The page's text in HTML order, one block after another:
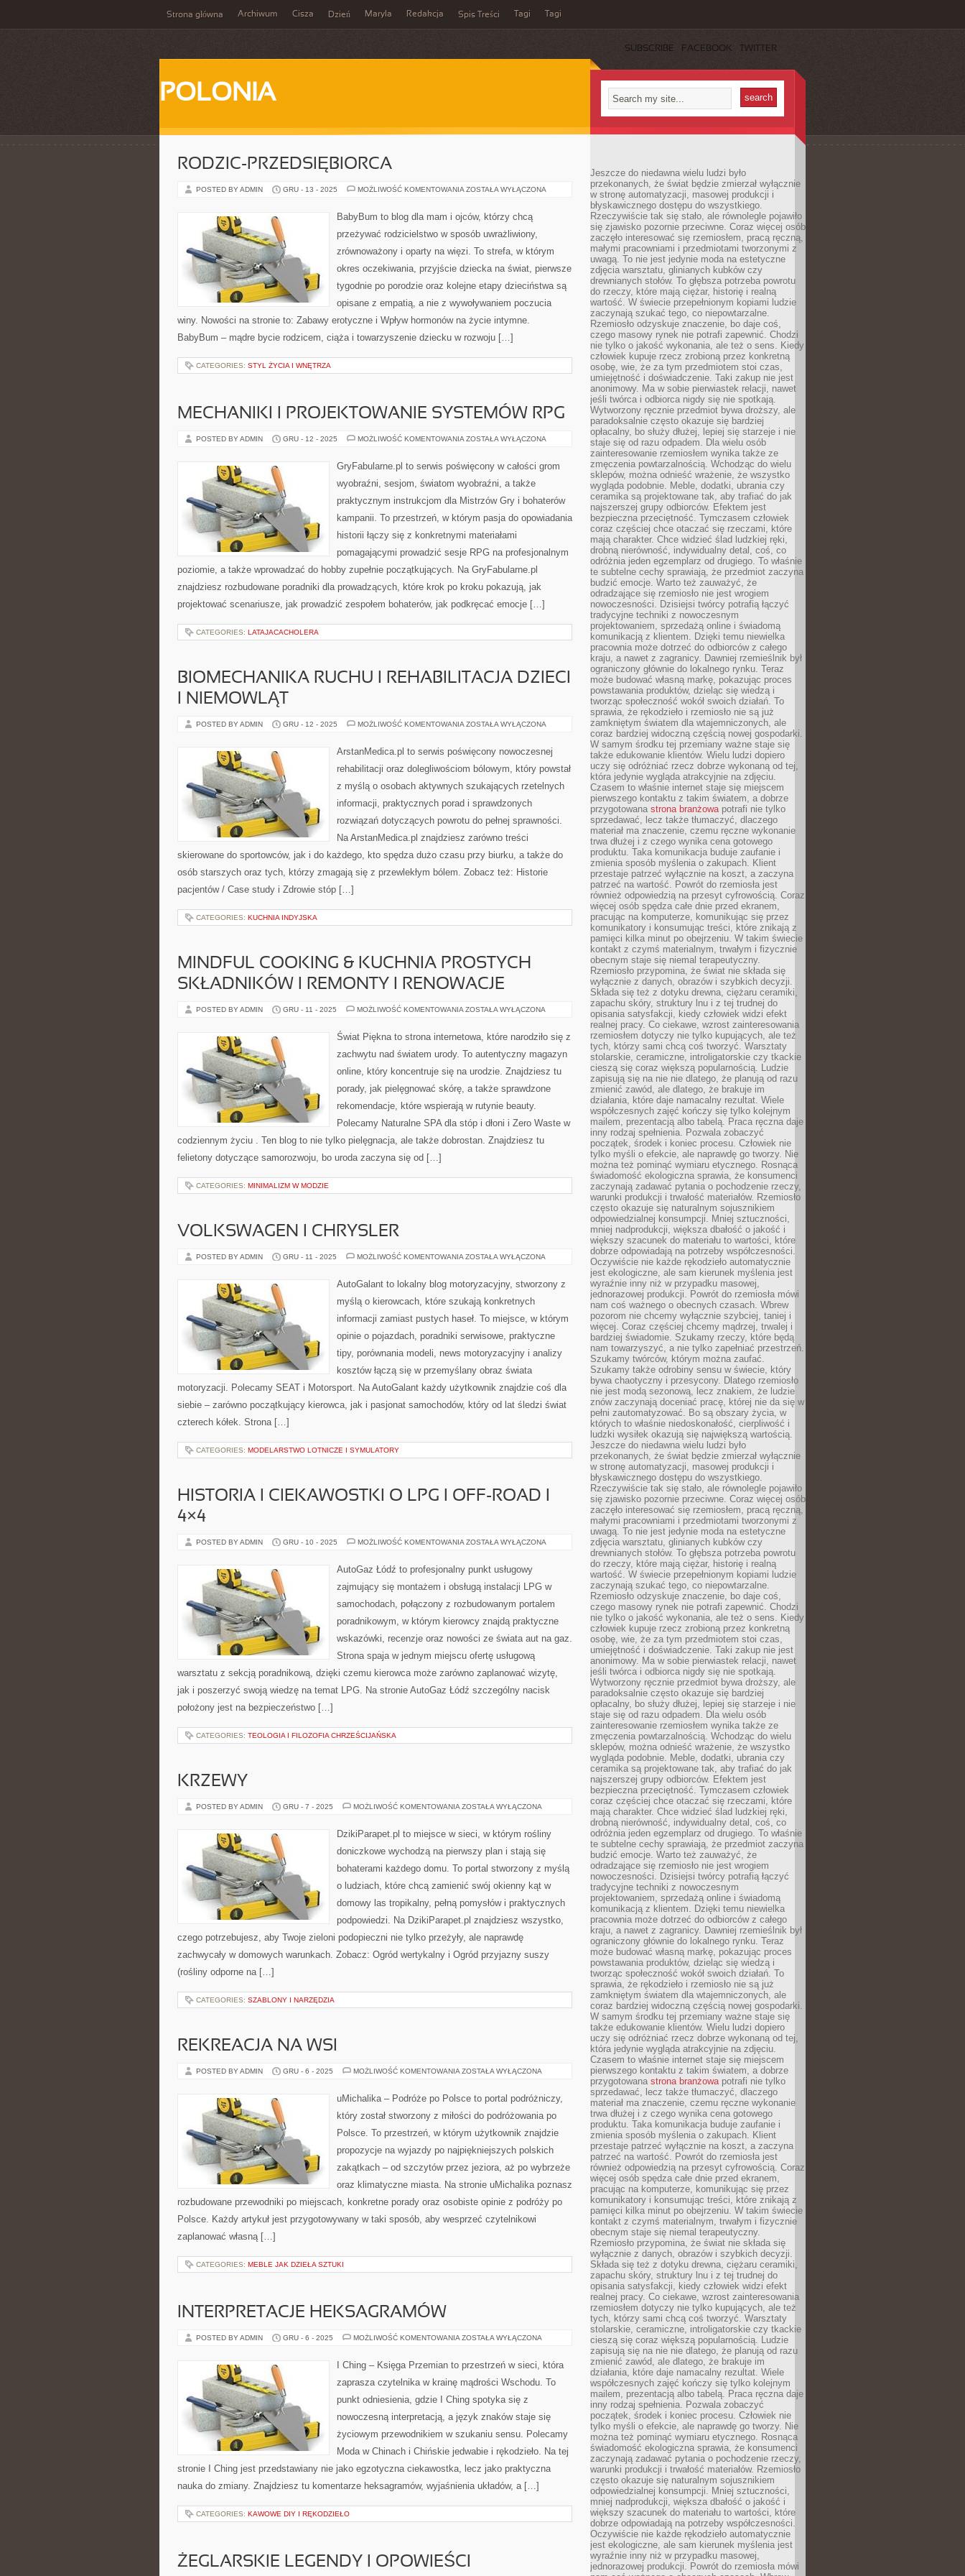
Strona główna Archiwum Cisza Dzień Maryla Redakcja Spis Treści Tagi Tagi
SUBSCRIBE FACEBOOK TWITTER
POLONIA
RODZIC-PRZEDSIĘBIORCA
POSTED BY ADMIN GRU - 13 - 2025 MOŻLIWOŚĆ KOMENTOWANIA RODZIC-
ZOSTAŁA WYŁĄCZONA
BabyBum to blog dla mam i ojców, którzy chcą
przeżywać rodzicielstwo w sposób uwrażliwiony,
zrównoważony i oparty na więzi. To strefa, w którym
okres oczekiwania, przyjście dziecka na świat, pierwsze
tygodnie po porodzie oraz kolejne etapy dzieciństwa są
opisane z empatią, a nie z wywoływaniem poczucia
winy. Nowości na stronie to: Zabawy erotyczne i Wpływ hormonów na życie intymne.
BabyBum – mądre bycie rodzicem, ciąża i towarzyszenie dziecku w rozwoju […]
CATEGORIES: STYL ŻYCIA I WNĘTRZA
MECHANIKI I PROJEKTOWANIE SYSTEMÓW RPG
POSTED BY ADMIN GRU - 12 - 2025 MOŻLIWOŚĆ KOMENTOWANIA MECHANIKI
SYSTEMÓW
RPG
ZOSTAŁA WYŁĄCZONA
GryFabularne.pl to serwis poświęcony w całości grom
wyobraźni, sesjom, światom wyobraźni, a także
praktycznym instrukcjom dla Mistrzów Gry i bohaterów
kampanii. To przestrzeń, w którym pasja do opowiadania
historii łączy się z konkretnymi materiałami
pomagającymi prowadzić sesje RPG na profesjonalnym
poziomie, a także wprowadzać do hobby zupełnie początkujących. Na GryFabularne.pl
znajdziesz rozbudowane poradniki dla prowadzących, które krok po kroku pokazują, jak
projektować scenariusze, jak prowadzić zespołem bohaterów, jak podkręcać emocje […]
CATEGORIES: LATAJACACHOLERA
BIOMECHANIKA RUCHU I REHABILITACJA DZIECI
I NIEMOWLĄT
POSTED BY ADMIN GRU - 12 - 2025 MOŻLIWOŚĆ KOMENTOWANIA BIOMECHANIKA
REHABILITACJA
DZIECI
NIEMOWLĄT
ZOSTAŁA WYŁĄCZONA
ArstanMedica.pl to serwis poświęcony nowoczesnej
rehabilitacji oraz dolegliwościom bólowym, który powstał
z myślą o osobach aktywnych szukających rzetelnych
informacji, praktycznych porad i sprawdzonych
rozwiązań dotyczących powrotu do pełnej sprawności.
Na ArstanMedica.pl znajdziesz zarówno treści
skierowane do sportowców, jak i do każdego, kto spędza dużo czasu przy biurku, a także do
osób starszych oraz tych, którzy zmagają się z przewlekłym bólem. Zobacz też: Historie
pacjentów / Case study i Zdrowie stóp […]
CATEGORIES: KUCHNIA INDYJSKA
MINDFUL COOKING & KUCHNIA PROSTYCH
SKŁADNIKÓW I REMONTY I RENOWACJE
POSTED BY ADMIN GRU - 11 - 2025 MOŻLIWOŚĆ KOMENTOWANIA MINDFUL
KUCHNIA
PROSTYCH
I
I
ZOSTAŁA WYŁĄCZONA
Świat Piękna to strona internetowa, które narodziło się z
zachwytu nad światem urody. To autentyczny magazyn
online, który koncentruje się na urodzie. Znajdziesz tu
porady, jak pielęgnować skórę, a także sprawdzone
rekomendacje, które wspierają w rutynie beauty.
Polecamy Naturalne SPA dla stóp i dłoni i Zero Waste w
codziennym życiu . Ten blog to nie tylko pielęgnacja, ale także dobrostan. Znajdziesz tu
felietony dotyczące samorozwoju, bo uroda zaczyna się od […]
CATEGORIES: MINIMALIZM W MODZIE
VOLKSWAGEN I CHRYSLER
POSTED BY ADMIN GRU - 11 - 2025 MOŻLIWOŚĆ KOMENTOWANIA VOLKSWAGEN
ZOSTAŁA WYŁĄCZONA
AutoGalant to lokalny blog motoryzacyjny, stworzony z
myślą o kierowcach, które szukają konkretnych
informacji zamiast pustych haseł. To miejsce, w którym
opinie o pojazdach, poradniki serwisowe, praktyczne
tipy, porównania modeli, news motoryzacyjny i analizy
kosztów łączą się w przemyślany obraz świata
motoryzacji. Polecamy SEAT i Motorsport. Na AutoGalant każdy użytkownik znajdzie coś dla
siebie – zarówno początkujący kierowca, jak i pasjonat samochodów, który od lat śledzi świat
czterech kółek. Strona […]
CATEGORIES: MODELARSTWO LOTNICZE I SYMULATORY
HISTORIA I CIEKAWOSTKI O LPG I OFF-ROAD I
4×4
POSTED BY ADMIN GRU - 10 - 2025 MOŻLIWOŚĆ KOMENTOWANIA HISTORIA
LPG
OFF-
I
ZOSTAŁA WYŁĄCZONA
AutoGaz Łódź to profesjonalny punkt usługowy
zajmujący się montażem i obsługą instalacji LPG w
samochodach, połączony z rozbudowanym portalem
poradnikowym, w którym kierowcy znajdą praktyczne
wskazówki, recenzje oraz nowości ze świata aut na gaz.
Strona spaja w jednym miejscu ofertę usługową
warsztatu z sekcją poradnikową, dzięki czemu kierowca może zarówno zaplanować wizytę,
jak i poszerzyć swoją wiedzę na temat LPG. Na stronie AutoGaz Łódź szczególny nacisk
położony jest na bezpieczeństwo […]
CATEGORIES: TEOLOGIA I FILOZOFIA CHRZEŚCIJAŃSKA
KRZEWY
POSTED BY ADMIN GRU - 7 - 2025 MOŻLIWOŚĆ KOMENTOWANIA KRZEWY
ZOSTAŁA WYŁĄCZONA
DzikiParapet.pl to miejsce w sieci, w którym rośliny
doniczkowe wychodzą na pierwszy plan i stają się
bohaterami każdego domu. To portal stworzony z myślą
o ludziach, które chcą zamienić swój okienny kąt w
domowy las tropikalny, pełną pomysłów i praktycznych
podpowiedzi. Na DzikiParapet.pl znajdziesz wszystko,
czego potrzebujesz, aby Twoje zieloni podopieczni nie tylko przeżyły, ale naprawdę
zachwycały w domowych warunkach. Zobacz: Ogród wertykalny i Ogród przyjazny suszy
(rośliny odporne na […]
CATEGORIES: SZABLONY I NARZĘDZIA
REKREACJA NA WSI
POSTED BY ADMIN GRU - 6 - 2025 MOŻLIWOŚĆ KOMENTOWANIA REKREACJA
ZOSTAŁA WYŁĄCZONA
uMichalika – Podróże po Polsce to portal podróżniczy,
który został stworzony z miłości do podróżowania po
Polsce. To przestrzeń, w którym użytkownik znajdzie
propozycje na wyjazdy po najpiękniejszych polskich
zakątkach – od szczytów przez jeziora, aż po wybrzeże
oraz klimatyczne miasta. Na stronie uMichalika poznasz
rozbudowane przewodniki po miejscach, konkretne porady oraz osobiste opinie z podróży po
Polsce. Każdy artykuł jest przygotowywany w taki sposób, aby wesprzeć czytelnikowi
zaplanować własną […]
CATEGORIES: MEBLE JAK DZIEŁA SZTUKI
INTERPRETACJE HEKSAGRAMÓW
POSTED BY ADMIN GRU - 6 - 2025 MOŻLIWOŚĆ KOMENTOWANIA INTERPRETACJE
ZOSTAŁA WYŁĄCZONA
I Ching – Księga Przemian to przestrzeń w sieci, która
zaprasza czytelnika w krainę mądrości Wschodu. To
punkt odniesienia, gdzie I Ching spotyka się z
nowoczesną interpretacją, a język znaków staje się
życiowym przewodnikiem w szukaniu sensu. Polecamy
Moda w Chinach i Chińskie jedwabie i rękodzieło. Na tej
stronie I Ching jest przedstawiany nie jako egzotyczna ciekawostka, lecz jako praktyczna
nauka do zmiany. Znajdziesz tu komentarze heksagramów, wyjaśnienia układów, a […]
CATEGORIES: KAWOWE DIY I RĘKODZIEŁO
ŻEGLARSKIE LEGENDY I OPOWIEŚCI
Jeszcze do niedawna wielu ludzi było
przekonanych, że świat będzie zmierzał wyłącznie
w stronę automatyzacji, masowej produkcji i
błyskawicznego dostępu do wszystkiego.
Rzeczywiście tak się stało, ale równolegle pojawiło
się zjawisko pozornie przeciwne. Coraz więcej osób
zaczęło interesować się rzemiosłem, pracą ręczną,
małymi pracowniami i przedmiotami tworzonymi z
uwagą. To nie jest jedynie moda na estetyczne
zdjęcia warsztatu, glinianych kubków czy
drewnianych stołów. To głębsza potrzeba powrotu
do rzeczy, które mają ciężar, historię i realną
wartość. W świecie przepełnionym kopiami ludzie
zaczynają szukać tego, co niepowtarzalne.
Rzemiosło odzyskuje znaczenie, bo daje coś,
czego masowy rynek nie potrafi zapewnić. Chodzi
nie tylko o jakość wykonania, ale też o sens. Kiedy
człowiek kupuje rzecz zrobioną przez konkretną
osobę, wie, że za tym przedmiotem stoi czas,
umiejętność i doświadczenie. Taki zakup nie jest
anonimowy. Ma w sobie pierwiastek relacji, nawet
jeśli twórca i odbiorca nigdy się nie spotkają.
Wytworzony ręcznie przedmiot bywa droższy, ale
paradoksalnie często okazuje się bardziej
opłacalny, bo służy dłużej, lepiej się starzeje i nie
staje się od razu odpadem. Dla wielu osób
zainteresowanie rzemiosłem wynika także ze
zmęczenia powtarzalnością. Wchodząc do wielu
sklepów, można odnieść wrażenie, że wszystko
wygląda podobnie. Meble, dodatki, ubrania czy
ceramika są projektowane tak, aby trafiać do jak
najszerszej grupy odbiorców. Efektem jest
bezpieczna przeciętność. Tymczasem człowiek
coraz częściej chce otaczać się rzeczami, które
mają charakter. Chce widzieć ślad ludzkiej ręki,
drobną nierówność, indywidualny detal, coś, co
odróżnia jeden egzemplarz od drugiego. To właśnie
te subtelne cechy sprawiają, że przedmiot zaczyna
budzić emocje. Warto też zauważyć, że
odradzające się rzemiosło nie jest wrogiem
nowoczesności. Dzisiejsi twórcy potrafią łączyć
tradycyjne techniki z nowoczesnym
projektowaniem, sprzedażą online i świadomą
komunikacją z klientem. Dzięki temu niewielka
pracownia może dotrzeć do odbiorców z całego
kraju, a nawet z zagranicy. Dawniej rzemieślnik był
ograniczony głównie do lokalnego rynku. Teraz
może budować własną markę, pokazując proces
powstawania produktów, dzieląc się wiedzą i
tworząc społeczność wokół swoich działań. To
sprawia, że rękodzieło i rzemiosło nie są już
zamkniętym światem dla wtajemniczonych, ale
coraz bardziej widoczną częścią nowej gospodarki.
W samym środku tej przemiany ważne staje się
także edukowanie klientów. Wielu ludzi dopiero
uczy się odróżniać rzecz dobrze wykonaną od tej,
która jedynie wygląda atrakcyjnie na zdjęciu.
Czasem to właśnie internet staje się miejscem
pierwszego kontaktu z takim światem, a dobrze
przygotowana strona branżowapotrafi nie tylko
sprzedawać, lecz także tłumaczyć, dlaczego
materiał ma znaczenie, czemu ręczne wykonanie
trwa dłużej i z czego wynika cena gotowego
produktu. Taka komunikacja buduje zaufanie i
zmienia sposób myślenia o zakupach. Klient
przestaje patrzeć wyłącznie na koszt, a zaczyna
patrzeć na wartość. Powrót do rzemiosła jest
również odpowiedzią na przesyt cyfrowością. Coraz
więcej osób spędza całe dnie przed ekranem,
pracując na komputerze, komunikując się przez
komunikatory i konsumując treści, które znikają z
pamięci kilka minut po obejrzeniu. W takim świecie
kontakt z czymś materialnym, trwałym i fizycznie
obecnym staje się niemal terapeutyczny.
Rzemiosło przypomina, że świat nie składa się
wyłącznie z danych, obrazów i szybkich decyzji.
Składa się też z dotyku drewna, ciężaru ceramiki,
zapachu skóry, struktury lnu i z tej trudnej do
opisania satysfakcji, kiedy człowiek widzi efekt
realnej pracy. Co ciekawe, wzrost zainteresowania
rzemiosłem dotyczy nie tylko kupujących, ale też
tych, którzy sami chcą coś tworzyć. Warsztaty
stolarskie, ceramiczne, introligatorskie czy tkackie
cieszą się coraz większą popularnością. Ludzie
zapisują się na nie nie dlatego, że planują od razu
zmienić zawód, ale dlatego, że brakuje im
działania, które daje namacalny rezultat. Wiele
współczesnych zajęć kończy się tylko kolejnym
mailem, prezentacją albo tabelą. Praca ręczna daje
inny rodzaj spełnienia. Pozwala zobaczyć
początek, środek i koniec procesu. Człowiek nie
tylko myśli o efekcie, ale naprawdę go tworzy. Nie
można też pominąć wymiaru etycznego. Rosnąca
świadomość ekologiczna sprawia, że konsumenci
zaczynają zadawać pytania o pochodzenie rzeczy,
warunki produkcji i trwałość materiałów. Rzemiosło
często okazuje się naturalnym sojusznikiem
odpowiedzialnej konsumpcji. Mniej sztuczności,
mniej nadprodukcji, większa dbałość o jakość i
większy szacunek do materiału to wartości, które
dobrze odpowiadają na potrzeby współczesności.
Oczywiście nie każde rękodzieło automatycznie
jest ekologiczne, ale sam kierunek myślenia jest
wyraźnie inny niż w przypadku masowej,
jednorazowej produkcji. Powrót do rzemiosła mówi
nam coś ważnego o obecnych czasach. Wbrew
pozorom nie chcemy wyłącznie szybciej, taniej i
więcej. Coraz częściej chcemy mądrzej, trwalej i
bardziej świadomie. Szukamy rzeczy, które będą
nam towarzyszyć, a nie tylko zapełniać przestrzeń.
Szukamy twórców, którym można zaufać.
Szukamy także odrobiny sensu w świecie, który
bywa chaotyczny i przesycony. Dlatego rzemiosło
nie jest modą sezonową, lecz znakiem, że ludzie
znów zaczynają doceniać pracę, której nie da się w
pełni zautomatyzować. Bo są obszary życia, w
których to właśnie niedoskonałość, cierpliwość i
ludzki wysiłek okazują się największą wartością.
Jeszcze do niedawna wielu ludzi było
przekonanych, że świat będzie zmierzał wyłącznie
w stronę automatyzacji, masowej produkcji i
błyskawicznego dostępu do wszystkiego.
Rzeczywiście tak się stało, ale równolegle pojawiło
się zjawisko pozornie przeciwne. Coraz więcej osób
zaczęło interesować się rzemiosłem, pracą ręczną,
małymi pracowniami i przedmiotami tworzonymi z
uwagą. To nie jest jedynie moda na estetyczne
zdjęcia warsztatu, glinianych kubków czy
drewnianych stołów. To głębsza potrzeba powrotu
do rzeczy, które mają ciężar, historię i realną
wartość. W świecie przepełnionym kopiami ludzie
zaczynają szukać tego, co niepowtarzalne.
Rzemiosło odzyskuje znaczenie, bo daje coś,
czego masowy rynek nie potrafi zapewnić. Chodzi
nie tylko o jakość wykonania, ale też o sens. Kiedy
człowiek kupuje rzecz zrobioną przez konkretną
osobę, wie, że za tym przedmiotem stoi czas,
umiejętność i doświadczenie. Taki zakup nie jest
anonimowy. Ma w sobie pierwiastek relacji, nawet
jeśli twórca i odbiorca nigdy się nie spotkają.
Wytworzony ręcznie przedmiot bywa droższy, ale
paradoksalnie często okazuje się bardziej
opłacalny, bo służy dłużej, lepiej się starzeje i nie
staje się od razu odpadem. Dla wielu osób
zainteresowanie rzemiosłem wynika także ze
zmęczenia powtarzalnością. Wchodząc do wielu
sklepów, można odnieść wrażenie, że wszystko
wygląda podobnie. Meble, dodatki, ubrania czy
ceramika są projektowane tak, aby trafiać do jak
najszerszej grupy odbiorców. Efektem jest
bezpieczna przeciętność. Tymczasem człowiek
coraz częściej chce otaczać się rzeczami, które
mają charakter. Chce widzieć ślad ludzkiej ręki,
drobną nierówność, indywidualny detal, coś, co
odróżnia jeden egzemplarz od drugiego. To właśnie
te subtelne cechy sprawiają, że przedmiot zaczyna
budzić emocje. Warto też zauważyć, że
odradzające się rzemiosło nie jest wrogiem
nowoczesności. Dzisiejsi twórcy potrafią łączyć
tradycyjne techniki z nowoczesnym
projektowaniem, sprzedażą online i świadomą
komunikacją z klientem. Dzięki temu niewielka
pracownia może dotrzeć do odbiorców z całego
kraju, a nawet z zagranicy. Dawniej rzemieślnik był
ograniczony głównie do lokalnego rynku. Teraz
może budować własną markę, pokazując proces
powstawania produktów, dzieląc się wiedzą i
tworząc społeczność wokół swoich działań. To
sprawia, że rękodzieło i rzemiosło nie są już
zamkniętym światem dla wtajemniczonych, ale
coraz bardziej widoczną częścią nowej gospodarki.
W samym środku tej przemiany ważne staje się
także edukowanie klientów. Wielu ludzi dopiero
uczy się odróżniać rzecz dobrze wykonaną od tej,
która jedynie wygląda atrakcyjnie na zdjęciu.
Czasem to właśnie internet staje się miejscem
pierwszego kontaktu z takim światem, a dobrze
przygotowana strona branżowapotrafi nie tylko
sprzedawać, lecz także tłumaczyć, dlaczego
materiał ma znaczenie, czemu ręczne wykonanie
trwa dłużej i z czego wynika cena gotowego
produktu. Taka komunikacja buduje zaufanie i
zmienia sposób myślenia o zakupach. Klient
przestaje patrzeć wyłącznie na koszt, a zaczyna
patrzeć na wartość. Powrót do rzemiosła jest
również odpowiedzią na przesyt cyfrowością. Coraz
więcej osób spędza całe dnie przed ekranem,
pracując na komputerze, komunikując się przez
komunikatory i konsumując treści, które znikają z
pamięci kilka minut po obejrzeniu. W takim świecie
kontakt z czymś materialnym, trwałym i fizycznie
obecnym staje się niemal terapeutyczny.
Rzemiosło przypomina, że świat nie składa się
wyłącznie z danych, obrazów i szybkich decyzji.
Składa się też z dotyku drewna, ciężaru ceramiki,
zapachu skóry, struktury lnu i z tej trudnej do
opisania satysfakcji, kiedy człowiek widzi efekt
realnej pracy. Co ciekawe, wzrost zainteresowania
rzemiosłem dotyczy nie tylko kupujących, ale też
tych, którzy sami chcą coś tworzyć. Warsztaty
stolarskie, ceramiczne, introligatorskie czy tkackie
cieszą się coraz większą popularnością. Ludzie
zapisują się na nie nie dlatego, że planują od razu
zmienić zawód, ale dlatego, że brakuje im
działania, które daje namacalny rezultat. Wiele
współczesnych zajęć kończy się tylko kolejnym
mailem, prezentacją albo tabelą. Praca ręczna daje
inny rodzaj spełnienia. Pozwala zobaczyć
początek, środek i koniec procesu. Człowiek nie
tylko myśli o efekcie, ale naprawdę go tworzy. Nie
można też pominąć wymiaru etycznego. Rosnąca
świadomość ekologiczna sprawia, że konsumenci
zaczynają zadawać pytania o pochodzenie rzeczy,
warunki produkcji i trwałość materiałów. Rzemiosło
często okazuje się naturalnym sojusznikiem
odpowiedzialnej konsumpcji. Mniej sztuczności,
mniej nadprodukcji, większa dbałość o jakość i
większy szacunek do materiału to wartości, które
dobrze odpowiadają na potrzeby współczesności.
Oczywiście nie każde rękodzieło automatycznie
jest ekologiczne, ale sam kierunek myślenia jest
wyraźnie inny niż w przypadku masowej,
jednorazowej produkcji. Powrót do rzemiosła mówi